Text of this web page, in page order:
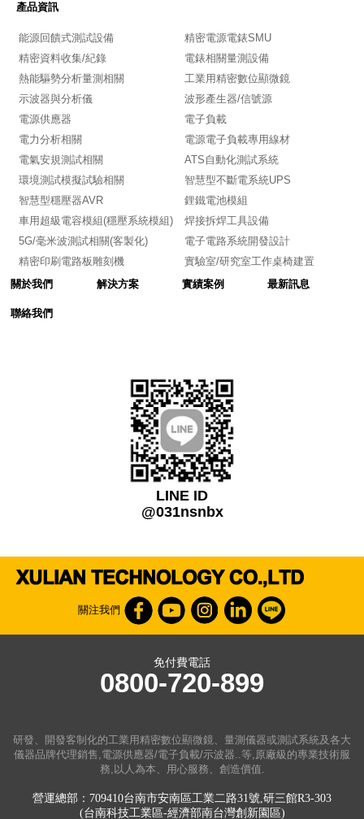
產品資訊
能源回饋式測試設備
精密電源電錶SMU
精密資料收集/紀錄
電錶相關量測設備
熱能驅勢分析量測相關
工業用精密數位顯微鏡
示波器與分析儀
波形產生器/信號源
電源供應器
電子負載
電力分析相關
電源電子負載專用線材
電氣安規測試相關
ATS自動化測試系統
環境測試模擬試驗相關
智慧型不斷電系統UPS
智慧型穩壓器AVR
鋰鐵電池模組
車用超級電容模組(穩壓系統模組)
焊接拆焊工具設備
5G/毫米波測試相關(客製化)
電子電路系統開發設計
精密印刷電路板雕刻機
實驗室/研究室工作桌椅建置
關於我們
解決方案 實績案例 最新訊息
聯絡我們
LINE ID
@031nsnbx
關注我們
免付費電話
0800-720-899
研發、開發客制化的工業用精密數位顯微鏡、量測儀器或測試系統及各大
儀器品牌代理銷售,電源供應器/電子負載/示波器..等,原廠級的專業技術服
務,以人為本、用心服務、創造價值.
營運總部：709410台南市安南區工業二路31號,研三館R3-303
(台南科技工業區-經濟部南台灣創新園區)